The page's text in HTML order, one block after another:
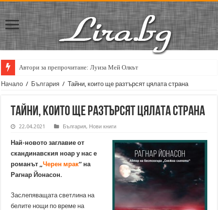
Автори за препрочитане: Луиза Мей Олкът
Начало / България / Тайни, които ще разтърсят цялата страна
Тайни, които ще разтърсят цялата страна
22.04.2021 България, Нови книги
Най-новото заглавие от
скандинавския ноар у нас е
романът „Черен мрак“ на
Рагнар Йонасон.
Заслепяващата светлина на
белите нощи по време на